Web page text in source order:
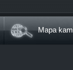
Mapa